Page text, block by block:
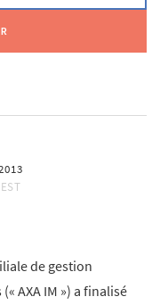
de gestion
AXA IM ») a finalisé